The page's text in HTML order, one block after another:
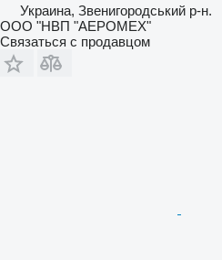
Украина, Звенигородський р-н.
ООО "НВП "АЕРОМЕХ"
Связаться с продавцом